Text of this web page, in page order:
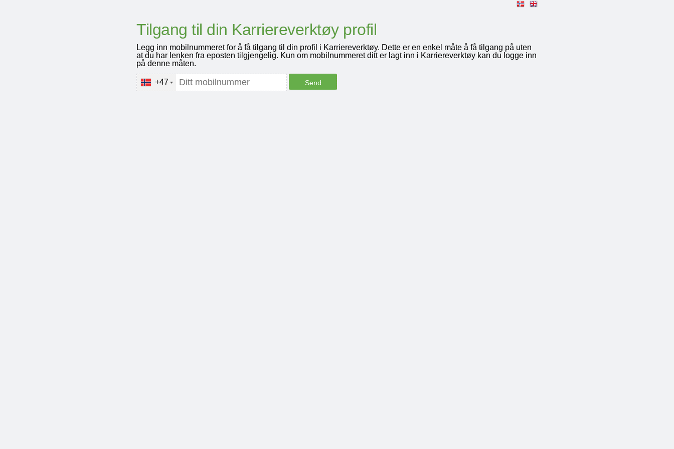
Tilgang til din Karriereverktøy profil
Legg inn mobilnummeret for å få tilgang til din profil i Karriereverktøy. Dette er en enkel måte å få tilgang på uten
at du har lenken fra eposten tilgjengelig. Kun om mobilnummeret ditt er lagt inn i Karriereverktøy kan du logge inn
på denne måten.
+47